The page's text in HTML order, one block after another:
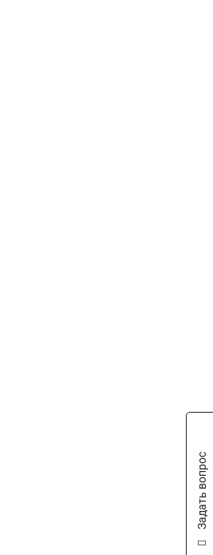
Задать вопрос